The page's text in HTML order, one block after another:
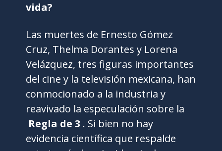
vida?
Las muertes de Ernesto Gómez
Cruz, Thelma Dorantes y Lorena
Velázquez, tres figuras importantes
del cine y la televisión mexicana, han
conmocionado a la industria y
reavivado la especulación sobre la
Regla de 3 . Si bien no hay
evidencia científica que respalde